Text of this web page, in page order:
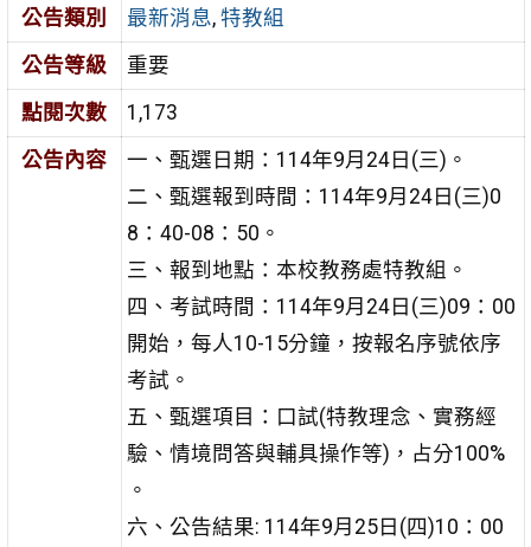
公告類別
最新消息, 特教組
公告等級
重要
點閱次數
1,173
公告內容
一、甄選日期：114年9月24日(三)。
二、甄選報到時間：114年9月24日(三)0
8：40-08：50。
三、報到地點：本校教務處特教組。
四、考試時間：114年9月24日(三)09：00
開始，每人10-15分鐘，按報名序號依序
考試。
五、甄選項目：口試(特教理念、實務經
驗、情境問答與輔具操作等)，占分100%
。
六、公告結果: 114年9月25日(四)10：00